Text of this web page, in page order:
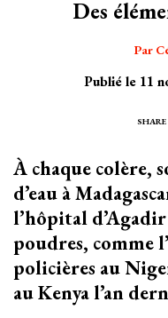
Des
Par
Publié le 11
SHARE
À chaque colère,
d’eau à
l’hôpital
poudres, comme
policières au
au Kenya l’an